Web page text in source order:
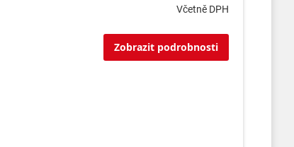
Včetně DPH
Zobrazit podrobnosti